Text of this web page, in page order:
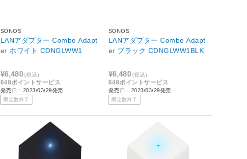
SONOS
LANアダプター Combo Adapt
er ホワイト CDNGLWW1
¥6,480(税込)
648ポイントサービス
発売日：2023/03/29発売
限定数終了
SONOS
LANアダプター Combo Adapt
er ブラック CDNGLWW1BLK
¥6,480(税込)
648ポイントサービス
発売日：2023/03/29発売
限定数終了